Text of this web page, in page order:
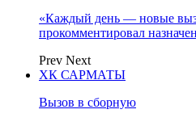
«Каждый день — новые
прокомментировал
Prev Next
ХК САРМАТЫ
Вызов в сборную